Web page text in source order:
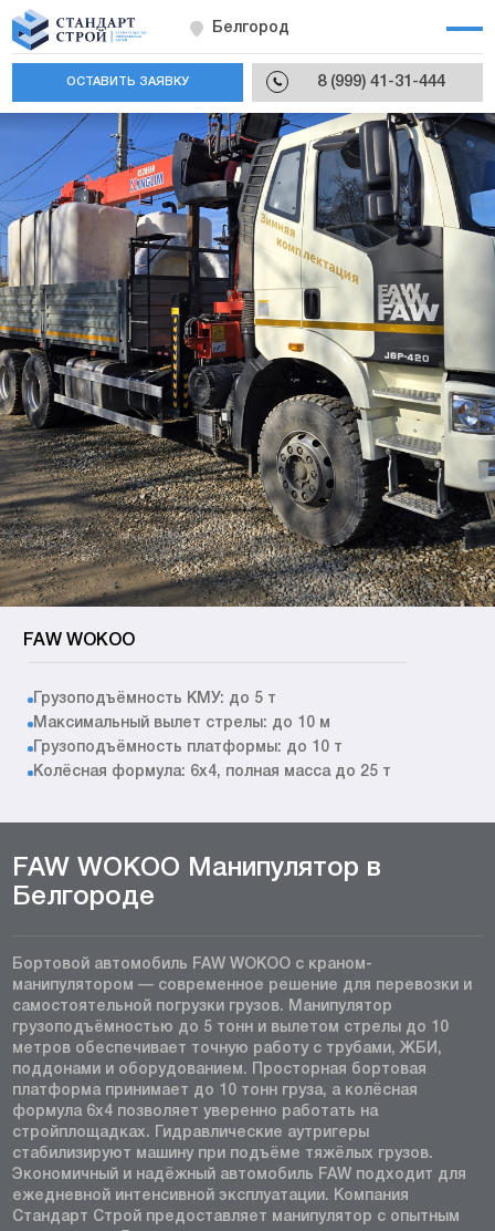
Белгород
8 (999) 41-31-444
ОСТАВИТЬ ЗАЯВКУ
FAW WOKOO
Грузоподъёмность КМУ: до 5 т
Максимальный вылет стрелы: до 10 м
Грузоподъёмность платформы: до 10 т
Колёсная формула: 6x4, полная масса до 25 т
FAW WOKOO Манипулятор в
Белгороде
Бортовой автомобиль FAW WOKOO с краном-
манипулятором — современное решение для перевозки и
самостоятельной погрузки грузов. Манипулятор
грузоподъёмностью до 5 тонн и вылетом стрелы до 10
метров обеспечивает точную работу с трубами, ЖБИ,
поддонами и оборудованием. Просторная бортовая
платформа принимает до 10 тонн груза, а колёсная
формула 6x4 позволяет уверенно работать на
стройплощадках. Гидравлические аутригеры
стабилизируют машину при подъёме тяжёлых грузов.
Экономичный и надёжный автомобиль FAW подходит для
ежедневной интенсивной эксплуатации. Компания
Стандарт Строй предоставляет манипулятор с опытным